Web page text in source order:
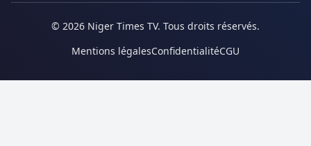
© 2026 Niger Times TV. Tous droits réservés.
Mentions légalesConfidentialitéCGU